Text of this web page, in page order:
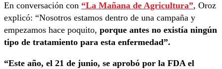
En conversación con “La Mañana de Agricultura”, Oroz
explicó: “Nosotros estamos dentro de una campaña y
empezamos hace poquito, porque antes no existía ningún
tipo de tratamiento para esta enfermedad”.
“Este año, el 21 de junio, se aprobó por la FDA el